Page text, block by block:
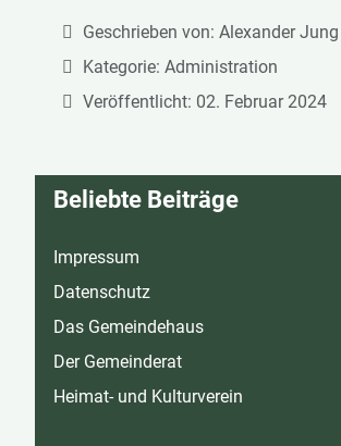
Geschrieben von: Alexander Jung
Kategorie: Administration
Veröffentlicht: 02. Februar 2024
Beliebte Beiträge
Impressum
Datenschutz
Das Gemeindehaus
Der Gemeinderat
Heimat- und Kulturverein